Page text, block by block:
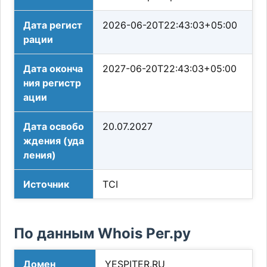
Дата регист
рации
2026-06-20T22:43:03+05:00
Дата оконча
ния регистр
ации
2027-06-20T22:43:03+05:00
Дата освобо
ждения (уда
ления)
20.07.2027
Источник TCI
По данным Whois Рег.ру
Домен YESPITER.RU